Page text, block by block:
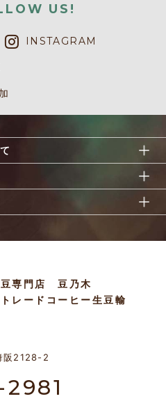
US!
INSTAGRAM
豆専門店 豆乃木
レードコーヒー生豆輸
阪2128-2